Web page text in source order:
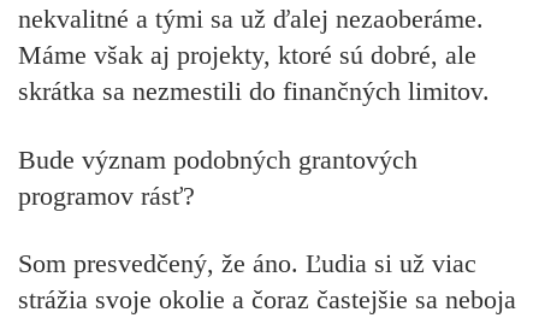
nekvalitné a tými sa už ďalej nezaoberáme.
Máme však aj projekty, ktoré sú dobré, ale
skrátka sa nezmestili do finančných limitov.
Bude význam podobných grantových
programov rásť?
Som presvedčený, že áno. Ľudia si už viac
strážia svoje okolie a čoraz častejšie sa neboja